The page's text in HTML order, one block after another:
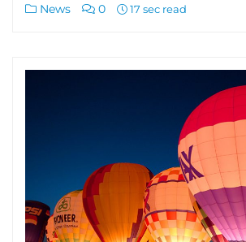
News 0 17 sec read